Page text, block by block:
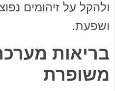
ולהקל על זיהומים
ושפעת.
בריאות
משופרת